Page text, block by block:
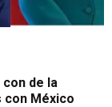
de la
con México